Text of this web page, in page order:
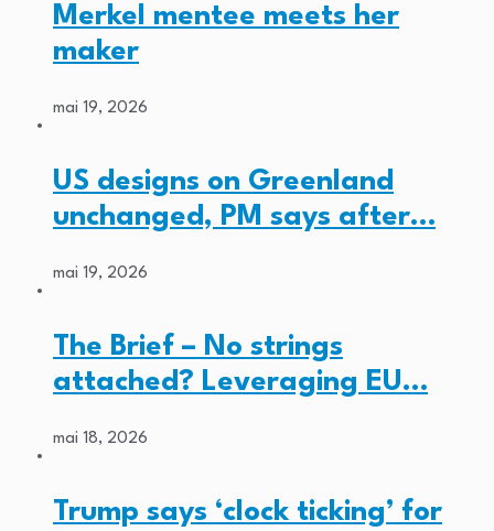
Merkel mentee meets her
maker
mai 19, 2026
US designs on Greenland
unchanged, PM says after…
mai 19, 2026
The Brief – No strings
attached? Leveraging EU…
mai 18, 2026
Trump says ‘clock ticking’ for